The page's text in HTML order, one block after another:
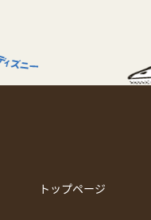
トップページ